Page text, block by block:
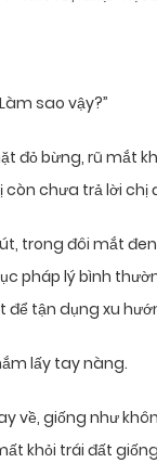
sao vậy?”
đỏ bừng, rũ mắt
chưa trả lời chị
trong đôi mắt
pháp lý bình
tận dụng xu
lấy tay nàng.
về, giống như
khỏi trái đất